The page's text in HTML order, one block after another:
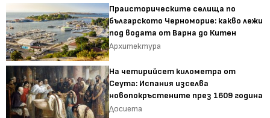
Праисторическите селища по
българското Черноморие: какво лежи
под водата от Варна до Китен
Архитектура
На четирийсет километра от
Сеута: Испания изселва
новопокръстените през 1609 година
Досиета